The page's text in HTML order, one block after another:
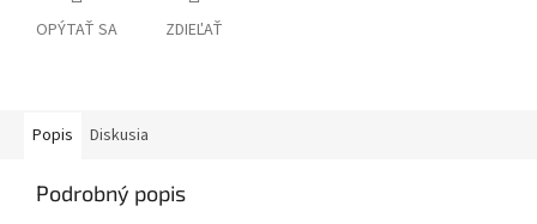
OPÝTAŤ SA ZDIEĽAŤ
Popis Diskusia
Podrobný popis